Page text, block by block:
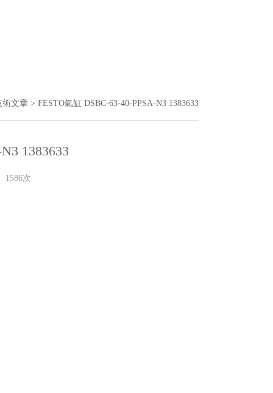
術文章 > FESTO氣缸 DSBC-63-40-PPSA-N3 1383633
1383633
次